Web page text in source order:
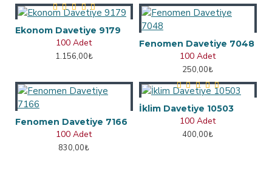
Ekonom Davetiye 9179
100 Adet
1.156,00₺
Fenomen Davetiye 7048
100 Adet
250,00₺
Fenomen Davetiye 7166
100 Adet
830,00₺
İklim Davetiye 10503
100 Adet
400,00₺